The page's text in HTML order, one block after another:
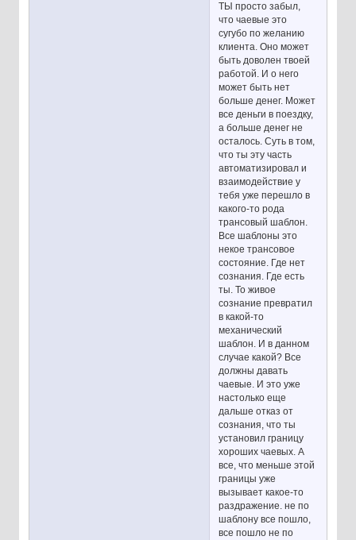
ТЫ просто забыл,
что чаевые это
сугубо по желанию
клиента. Оно может
быть доволен твоей
работой. И о него
может быть нет
больше денег. Может
все деньги в поездку,
а больше денег не
осталось. Суть в том,
что ты эту часть
автоматизировал и
взаимодействие у
тебя уже перешло в
какого-то рода
трансовый шаблон.
Все шаблоны это
некое трансовое
состояние. Где нет
сознания. Где есть
ты. То живое
сознание превратил
в какой-то
механический
шаблон. И в данном
случае какой? Все
должны давать
чаевые. И это уже
настолько еще
дальше отказ от
сознания, что ты
установил границу
хороших чаевых. А
все, что меньше этой
границы уже
вызывает какое-то
раздражение. не по
шаблону все пошло,
все пошло не по